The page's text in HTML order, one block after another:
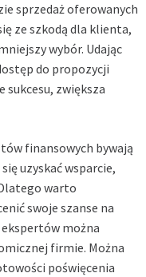
sprzedaż oferowanych
ze szkodą dla klienta,
wybór. Udając
do propozycji
sukcesu, zwiększa
finansowych bywają
uzyskać wsparcie,
warto
swoje szanse na
można
firmie. Można
poświęcenia